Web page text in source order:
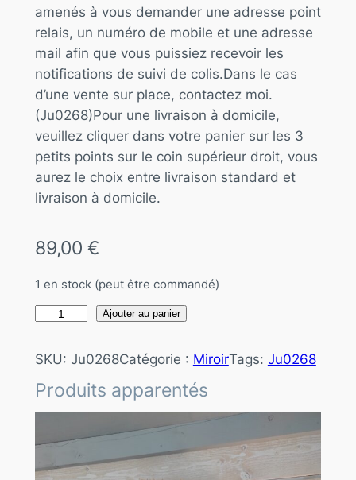
amenés à vous demander une adresse point
relais, un numéro de mobile et une adresse
mail afin que vous puissiez recevoir les
notifications de suivi de colis.Dans le cas
d’une vente sur place, contactez moi.
(Ju0268)Pour une livraison à domicile,
veuillez cliquer dans votre panier sur les 3
petits points sur le coin supérieur droit, vous
aurez le choix entre livraison standard et
livraison à domicile.
89,00 €
1 en stock (peut être commandé)
a
t
Ajouter au panier
SKU: Ju0268Catégorie : MiroirTags: Ju0268
Produits apparentés